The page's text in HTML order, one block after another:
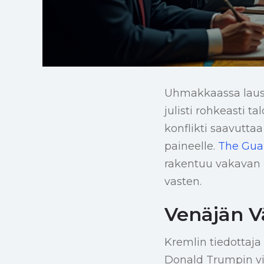
Uhmakkaassa
julisti rohkeasti
konflikti saavuttaa
paineelle. The
rakentuu
vasten.
Venäjän
Kremlin tiedottaja
Donald Trumpin